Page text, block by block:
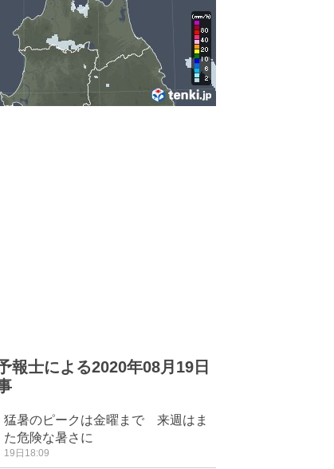
報士による2020年08月19日
猛暑のピークは金曜まで 来週はま
た危険な暑さに
19日18:09